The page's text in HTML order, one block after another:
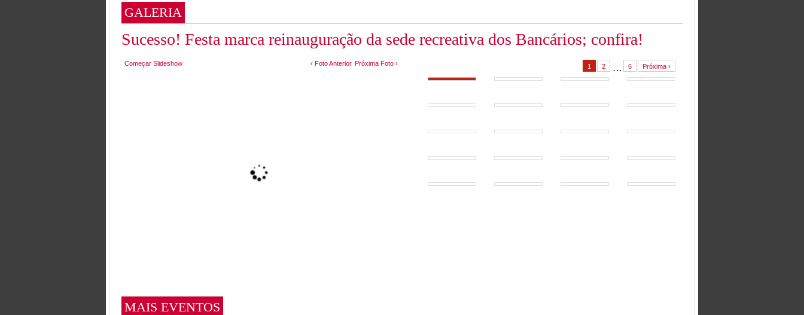
GALERIA
Sucesso! Festa marca reinauguração da sede recreativa dos Bancários; confira!
Começar Slideshow ‹ Foto Anterior Próxima Foto › 1 2 … 6 Próxima ›
MAIS EVENTOS